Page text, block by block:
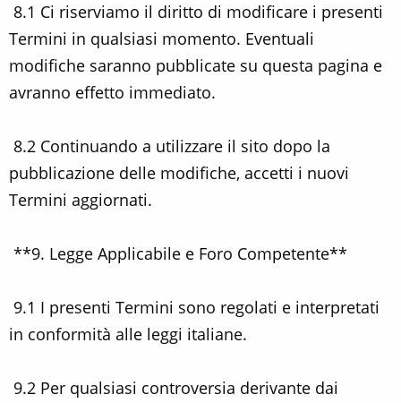
8.1 Ci riserviamo il diritto di modificare i presenti
Termini in qualsiasi momento. Eventuali
modifiche saranno pubblicate su questa pagina e
avranno effetto immediato.
8.2 Continuando a utilizzare il sito dopo la
pubblicazione delle modifiche, accetti i nuovi
Termini aggiornati.
**9. Legge Applicabile e Foro Competente**
9.1 I presenti Termini sono regolati e interpretati
in conformità alle leggi italiane.
9.2 Per qualsiasi controversia derivante dai